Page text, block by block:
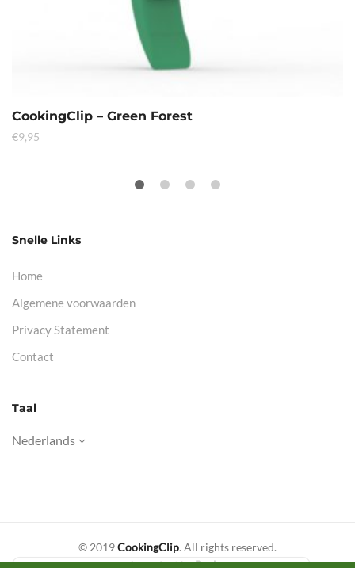
CookingClip – Green Forest
€9,95
Snelle Links
Home
Algemene voorwaarden
Privacy Statement
Contact
Taal
Nederlands
© 2019CookingClip. All rights reserved.
A product byBrobs.